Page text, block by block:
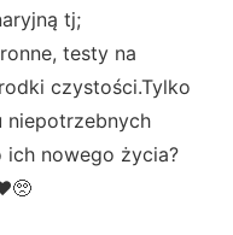
tj;
testy na
czystości.Tylko
niepotrzebnych
nowego życia?